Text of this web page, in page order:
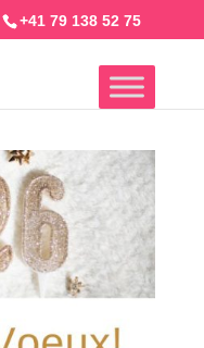
+41 79 138 52 75